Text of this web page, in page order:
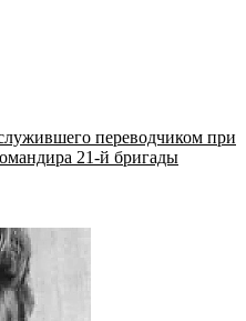
переводчиком при
21-й бригады